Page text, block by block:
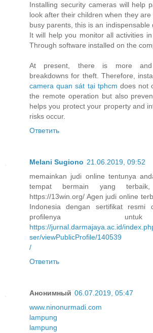
Installing security cameras will help
look after their children when they
busy parents, this is an indispensable
It will help you monitor all activities
Through software installed on the
At present, there is more and
breakdowns for theft. Therefore,
camera quan sát tại tphcm does not
the remote operation but also
helps you protect your property and
risks occur.
Ответить
Melani Sugiono 21.06.2019, 09:52
memainkan judi online tentunya
tempat bermain yang
https://13win.org/ Agen judi online
Indonesia dengan sertifikat resmi
profilenya
https://jurnal.darmajaya.ac.id/
ser/viewPublicProfile/140539
/
Ответить
Анонимный 06.07.2019, 05:47
www.ninonurmadi.com
lampung
lampung